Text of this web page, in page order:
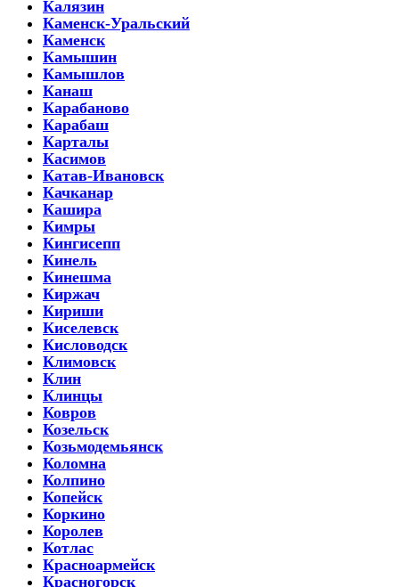
Калязин
Каменск-Уральский
Каменск
Камышин
Камышлов
Канаш
Карабаново
Карабаш
Карталы
Касимов
Катав-Ивановск
Качканар
Кашира
Кимры
Кингисепп
Кинель
Кинешма
Киржач
Кириши
Киселевск
Кисловодск
Климовск
Клин
Клинцы
Ковров
Козельск
Козьмодемьянск
Коломна
Колпино
Копейск
Коркино
Королев
Котлас
Красноармейск
Красногорск